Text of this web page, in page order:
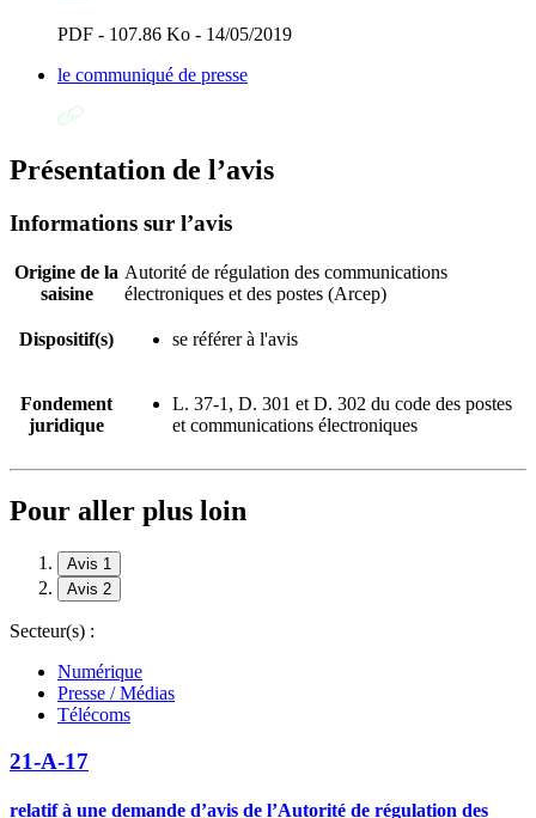
PDF - 107.86 Ko - 14/05/2019
le communiqué de presse
Présentation de l’avis
Informations sur l’avis
Origine de la
saisine
Autorité de régulation des communications
électroniques et des postes (Arcep)
Dispositif(s) se référer à l'avis
Fondement
juridique
L. 37-1, D. 301 et D. 302 du code des postes
et communications électroniques
Pour aller plus loin
Avis 1
Avis 2
Secteur(s) :
Numérique
Presse / Médias
Télécoms
21-A-17
relatif à une demande d’avis de l’Autorité de régulation des